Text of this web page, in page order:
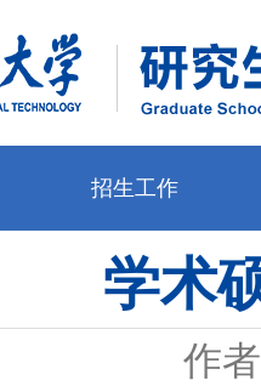
招生工作
学术
作